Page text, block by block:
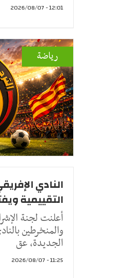
12:01 - 2026/08/07
رياضة
النادي
التقييمية
أعلنت لجنة
والمنخرطين
الجديدة، عق
11:25 - 2026/08/07